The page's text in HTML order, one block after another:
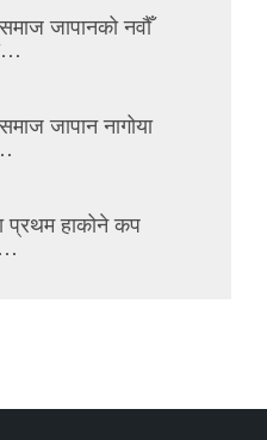
जापानको नवौँ
जापान नागोया
प्रथम हाकोने कप